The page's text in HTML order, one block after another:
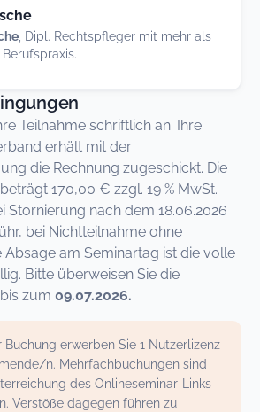
, Dipl. Rechtspfleger mit mehr als
Teilnahme schriftlich an. Ihre
erhält mit der
die Rechnung zugeschickt. Die
170,00 € zzgl. 19 % MwSt.
Stornierung nach dem 18.06.2026
bei Nichtteilnahme ohne
am Seminartag ist die volle
Bitte überweisen Sie die
zum 09.07.2026.
Buchung erwerben Sie 1 Nutzerlizenz
n. Mehrfachbuchungen sind
des Onlineseminar-Links
Verstöße dagegen führen zu